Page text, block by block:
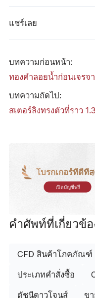
แชร์เลย
บทความก่อนหน้า:
ทองคำลอยน้ำก่อนเจรจ
บทความถัดไป:
สเตอร์ลิงทรงตัวที่ราว
โบรกเกอร์ที่ดีที่
เปิดบัญชีฟรี
คำศัพท์ที่เกี่ยวข้อ
CFD สินค้าโภคภัณฑ์
ประเภทคำสั่งซื้อ
ดัชนีดาวโจนส์ ข